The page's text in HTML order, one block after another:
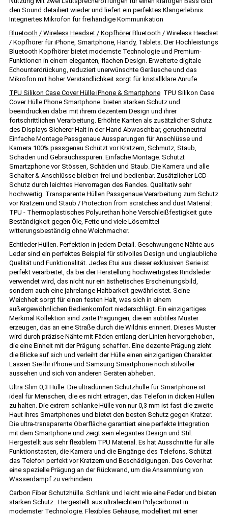
den Sound detailiert wieder und liefert ein perfektes Klangerlebnis
Integriertes Mikrofon für freihändige Kommunikation
Bluetooth / Wireless Headset / KopfhörerBluetooth / Wireless Headset
/ Kopfhörer für iPhone, Smartphone, Handy, Tablets. Der Hochleistungs
Bluetooth Kopfhörer bietet modernste Technologie und Premium-
Funktionen in einem eleganten, flachen Design. Erweiterte digitale
Echounterdrückung, reduziert unerwünschte Geräusche und das
Mikrofon mit hoher Verständlichkeit sorgt für kristallklare Anrufe.
TPU Silikon Case Cover Hülle iPhone & Smartphone TPU Silikon Case
Cover Hülle Phone Smartphone. bieten starken Schutz und
beeindrucken dabei mit ihrem dezentem Design und ihrer
fortschrittlichen Verarbeitung. Erhöhte Kanten als zusätzlicher Schutz
des Displays Sicherer Halt in der Hand Abwaschbar, geruchsneutral
Einfache Montage Passgenaue Aussparungen für Anschlüsse und
Kamera 100% passgenau Schützt vor Kratzern, Schmutz, Staub,
Schäden und Gebrauchsspuren. Einfache Montage. Schützt
Smartzphone vor Stössen, Schäden und Staub. Die Kamera und alle
Schalter & Anschlüsse bleiben frei und bedienbar. Zusätzlicher LCD-
Schutz durch leichtes Hervorragen des Randes. Qualitativ sehr
hochwertig. Transparente Hüllen Passgenaue Verarbeitung zum Schutz
vor Kratzern und Staub / Protection from scratches and dust Material:
TPU - Thermoplastisches Polyurethan hohe Verschleißfestigkeit gute
Beständigkeit gegen Öle, Fette und viele Lösemittel
witterungsbeständig ohne Weichmacher.
Echtleder Hüllen. Perfektion in jedem Detail. Geschwungene Nähte aus
Leder sind ein perfektes Beispiel für stilvolles Design und unglaubliche
Qualität und Funktionalität. Jedes Etui aus dieser exklusiven Serie ist
perfekt verarbeitet, da bei der Herstellung hochwertigstes Rindsleder
verwendet wird, das nicht nur ein ästhetisches Erscheinungsbild,
sondern auch eine jahrelange Haltbarkeit gewährleistet. Seine
Weichheit sorgt für einen festen Halt, was sich in einem
außergewöhnlichen Bedienkomfort niederschlägt. Ein einzigartiges
Merkmal Kollektion sind zarte Prägungen, die ein subtiles Muster
erzeugen, das an eine Straße durch die Wildnis erinnert. Dieses Muster
wird durch präzise Nähte mit Fäden entlang der Linien hervorgehoben,
die eine Einheit mit der Prägung schaffen. Eine dezente Prägung zieht
die Blicke auf sich und verleiht der Hülle einen einzigartigen Charakter.
Lassen Sie Ihr iPhone und Samsung Smartphone noch stilvoller
aussehen und sich von anderen Geräten abheben.
Ultra Slim 0,3 Hülle. Die ultradünnen Schutzhülle für Smartphone ist
ideal für Menschen, die es nicht ertragen, das Telefon in dicken Hüllen
zu halten. Die extrem schlanke Hülle von nur 0,3 mm ist fast die zweite
Haut Ihres Smartphones und bietet den besten Schutz gegen Kratzer.
Die ultra-transparente Oberfläche garantiert eine perfekte Integration
mit dem Smartphone und zeigt sein elegantes Design und Stil.
Hergestellt aus sehr flexiblem TPU Material. Es hat Ausschnitte für alle
Funktionstasten, die Kamera und die Eingänge des Telefons. Schützt
das Telefon perfekt vor Kratzern und Beschädigungen. Das Cover hat
eine spezielle Prägung an der Rückwand, um die Ansammlung von
Wasserdampf zu verhindern.
Carbon Fiber Schutzhülle. Schlank und leicht wie eine Feder und bieten
starken Schutz.. Hergestellt aus ultraleichtem Polycarbonat in
modernster Technologie. Flexibles Gehäuse, modelliert mit einer